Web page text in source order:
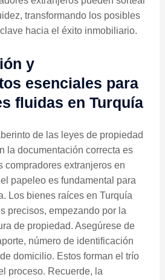
transformando los posibles
hacia el éxito inmobiliario.
y
esenciales para
fluidas en Turquía
de las leyes de propiedad
la documentación correcta es
compradores extranjeros en
papeleo es fundamental para
Los bienes raíces en Turquía
precisos, empezando por la
de propiedad. Asegúrese de
número de identificación
domicilio. Estos forman el trío
proceso. Recuerde, la